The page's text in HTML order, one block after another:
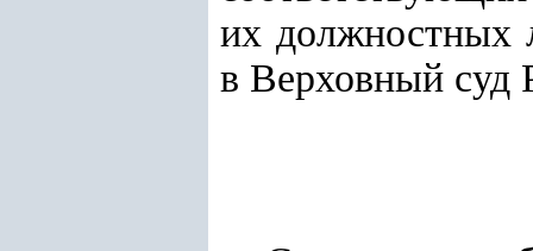
их должностных
в Верховный суд